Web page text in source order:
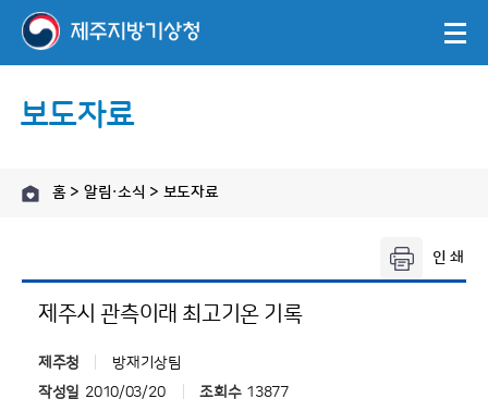
보도자료
홈 > 알림·소식 > 보도자료
제주시 관측이래 최고기온 기록
제주청
방재기상팀
작성일 2010/03/20 조회수 13877